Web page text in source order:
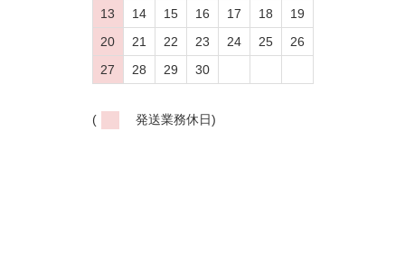
13
14 15 16 17 18
19
20
21 22 23 24 25
26
27
28 29 30
( 発送業務休日)